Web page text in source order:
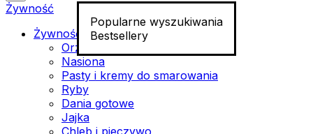
Popularne wyszukiwania
Bestsellery
Żywność
Żywność funkcjonalna
Orzechy
Nasiona
Pasty i kremy do smarowania
Ryby
Dania gotowe
Jajka
Chleb i pieczywo